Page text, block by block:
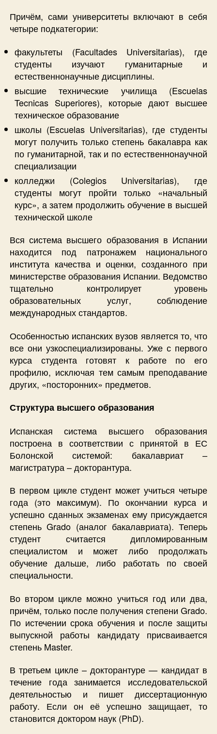
Причём, сами университеты включают в себя
четыре подкатегории:
факультеты (Facultades Universitarias), где
студенты изучают гуманитарные и
естественнонаучные дисциплины.
высшие технические училища (Escuelas
Tecnicas Superiores), которые дают высшее
техническое образование
школы (Escuelas Universitarias), где студенты
могут получить только степень бакалавра как
по гуманитарной, так и по естественнонаучной
специализации
колледжи (Colegios Universitarias), где
студенты могут пройти только «начальный
курс», а затем продолжить обучение в высшей
технической школе
Вся система высшего образования в Испании
находится под патронажем национального
института качества и оценки, созданного при
министерстве образования Испании. Ведомство
тщательно контролирует уровень
образовательных услуг, соблюдение
международных стандартов.
Особенностью испанских вузов является то, что
все они узкоспециализированы. Уже с первого
курса студента готовят к работе по его
профилю, исключая тем самым преподавание
других, «посторонних» предметов.
Структура высшего образования
Испанская система высшего образования
построена в соответствии с принятой в ЕС
Болонской системой: бакалавриат –
магистратура – докторантура.
В первом цикле студент может учиться четыре
года (это максимум). По окончании курса и
успешно сданных экзаменах ему присуждается
степень Grado (аналог бакалавриата). Теперь
студент считается дипломированным
специалистом и может либо продолжать
обучение дальше, либо работать по своей
специальности.
Во втором цикле можно учиться год или два,
причём, только после получения степени Grado.
По истечении срока обучения и после защиты
выпускной работы кандидату присваивается
степень Master.
В третьем цикле – докторантуре — кандидат в
течение года занимается исследовательской
деятельностью и пишет диссертационную
работу. Если он её успешно защищает, то
становится доктором наук (PhD).